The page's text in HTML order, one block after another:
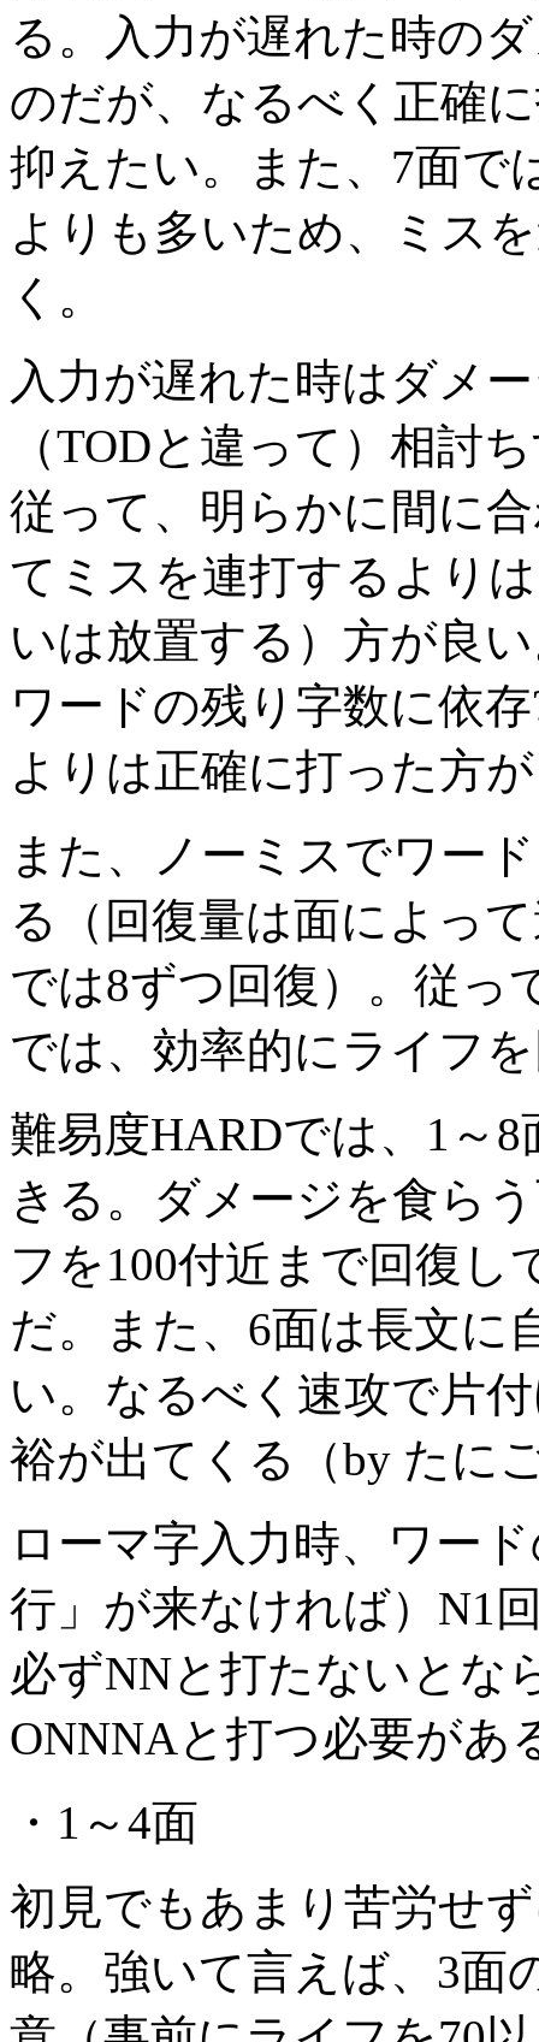
る。入力が遅れた時の
のだが、なるべく正確
抑えたい。また、7面で
よりも多いため、ミス
く。
入力が遅れた時はダメ
（TODと違って）相討
従って、明らかに間に
てミスを連打するより
いは放置する）方が良
ワードの残り字数に依
よりは正確に打った方
また、ノーミスでワー
る（回復量は面によっ
では8ずつ回復）。従っ
では、効率的にライフ
難易度HARDでは、1～
きる。ダメージを食ら
フを100付近まで回復し
だ。また、6面は長文に
い。なるべく速攻で片
裕が出てくる（by たに
ローマ字入力時、ワー
行」が来なければ）N1
必ずNNと打たないとな
ONNNAと打つ必要があ
・1～4面
初見でもあまり苦労せ
略。強いて言えば、3面